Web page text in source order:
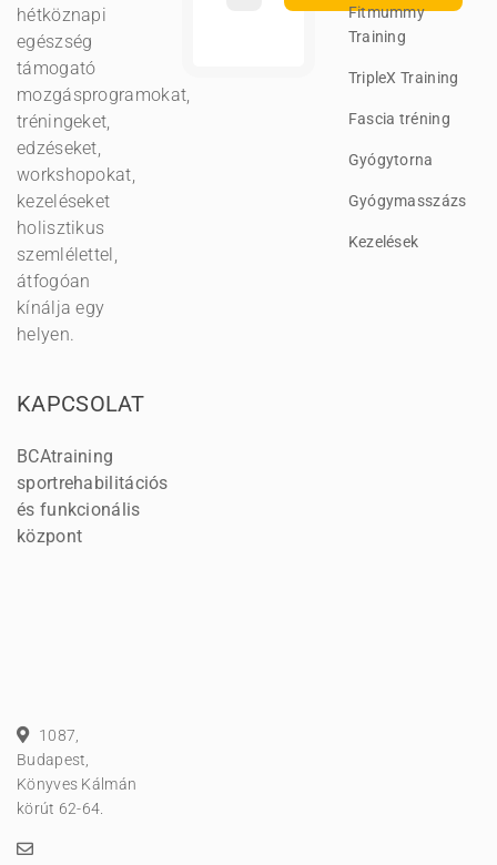
hétköznapi
egészség
támogató
mozgásprogramokat,
tréningeket,
edzéseket,
workshopokat,
kezeléseket
holisztikus
szemlélettel,
átfogóan
kínálja egy
helyen.
Fitmummy
Training
TripleX Training
Fascia tréning
Gyógytorna
Gyógymasszázs
Kezelések
KAPCSOLAT
BCAtraining
sportrehabilitációs
és funkcionális
központ
1087,
Budapest,
Könyves Kálmán
körút 62-64.